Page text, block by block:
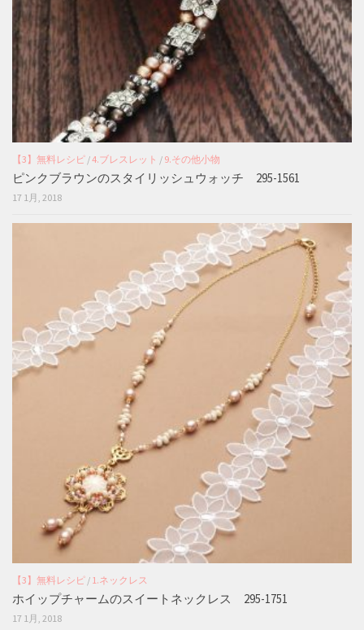
【3】無料レシピ /4.ブレスレット / 9.その他小物
ピンクブラウンのスタイリッシュウォッチ 295-1561
17 1月, 2018
【3】無料レシピ / 1.ネックレス
ホイップチャームのスイートネックレス 295-1751
17 1月, 2018